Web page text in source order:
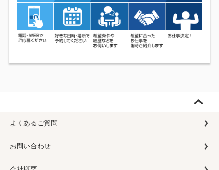
よくあるご質問
お問い合わせ